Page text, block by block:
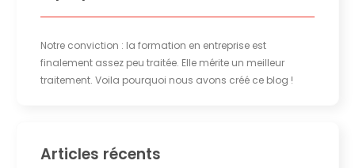
Notre conviction : la formation en entreprise est
finalement assez peu traitée. Elle mérite un meilleur
traitement. Voila pourquoi nous avons créé ce blog !
Articles récents